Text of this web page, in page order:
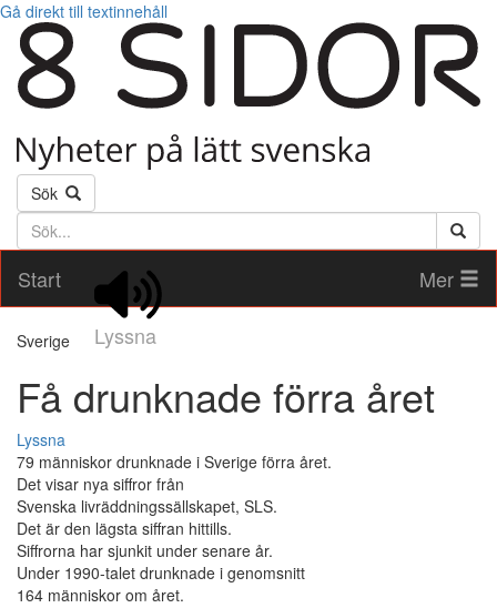
Gå direkt till textinnehåll
Sök
Söktext
Start
Lyssna
Mer
Sverige
Få drunknade förra året
Lyssna
79 människor drunknade i Sverige förra året.
Det visar nya siffror från
Svenska livräddningssällskapet, SLS.
Det är den lägsta siffran hittills.
Siffrorna har sjunkit under senare år.
Under 1990-talet drunknade i genomsnitt
164 människor om året.